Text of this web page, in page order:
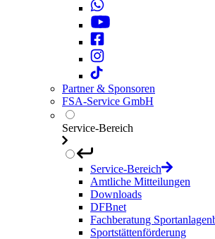
Partner & Sponsoren
FSA-Service GmbH
Service-Bereich
Service-Bereich
Amtliche Mitteilungen
Downloads
DFBnet
Fachberatung
Sportstättenförderung